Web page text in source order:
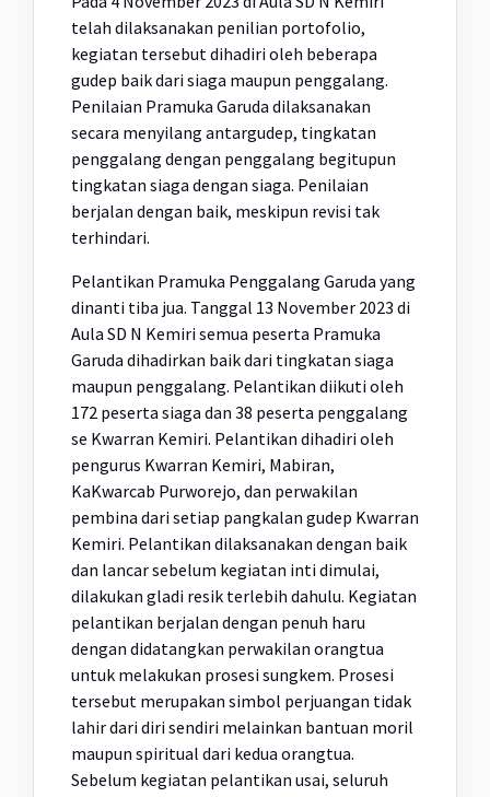
telah dilaksanakan penilian portofolio,
kegiatan tersebut dihadiri oleh beberapa
gudep baik dari siaga maupun penggalang.
Penilaian Pramuka Garuda dilaksanakan
secara menyilang antargudep, tingkatan
penggalang dengan penggalang begitupun
tingkatan siaga dengan siaga. Penilaian
berjalan dengan baik, meskipun revisi tak
terhindari.
Pelantikan Pramuka Penggalang Garuda yang
dinanti tiba jua. Tanggal 13 November 2023 di
Aula SD N Kemiri semua peserta Pramuka
Garuda dihadirkan baik dari tingkatan siaga
maupun penggalang. Pelantikan diikuti oleh
172 peserta siaga dan 38 peserta penggalang
se Kwarran Kemiri. Pelantikan dihadiri oleh
pengurus Kwarran Kemiri, Mabiran,
KaKwarcab Purworejo, dan perwakilan
pembina dari setiap pangkalan gudep Kwarran
Kemiri. Pelantikan dilaksanakan dengan baik
dan lancar sebelum kegiatan inti dimulai,
dilakukan gladi resik terlebih dahulu. Kegiatan
pelantikan berjalan dengan penuh haru
dengan didatangkan perwakilan orangtua
untuk melakukan prosesi sungkem. Prosesi
tersebut merupakan simbol perjuangan tidak
lahir dari diri sendiri melainkan bantuan moril
maupun spiritual dari kedua orangtua.
Sebelum kegiatan pelantikan usai, seluruh